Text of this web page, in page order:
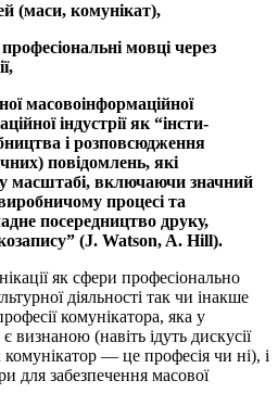
(маси, комунікат),
мовці через
масо­во­ін­формаційної
інду­стрії як “ін­сти­
і роз­пов­сюдження
повідомлень, які
масштабі, вклю­ча­ю­чи значний
процесі та
посеред­ництво друку,
(J. Watson, A. Hill).
як сфери професіонально
діяльності так чи інакше
комунікатора, яка у
визнаною (навіть ідуть дискусії
— це професія чи ні), і
для забезпечення масової